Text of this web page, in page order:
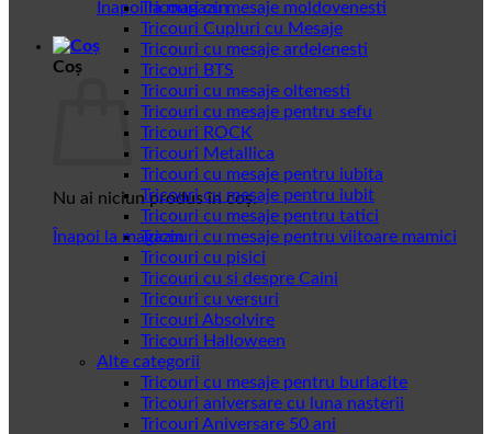
Înapoi la magazin
Coș
Nu ai niciun produs în coș.
Înapoi la magazin
Tricouri cu mesaje moldovenesti
Tricouri Cupluri cu Mesaje
Tricouri cu mesaje ardelenesti
Tricouri BTS
Tricouri cu mesaje oltenesti
Tricouri cu mesaje pentru sefu
Tricouri ROCK
Tricouri Metallica
Tricouri cu mesaje pentru iubita
Tricouri cu mesaje pentru iubit
Tricouri cu mesaje pentru tatici
Tricouri cu mesaje pentru viitoare mamici
Tricouri cu pisici
Tricouri cu si despre Caini
Tricouri cu versuri
Tricouri Absolvire
Tricouri Halloween
Alte categorii
Tricouri cu mesaje pentru burlacite
Tricouri aniversare cu luna nasterii
Tricouri Aniversare 50 ani